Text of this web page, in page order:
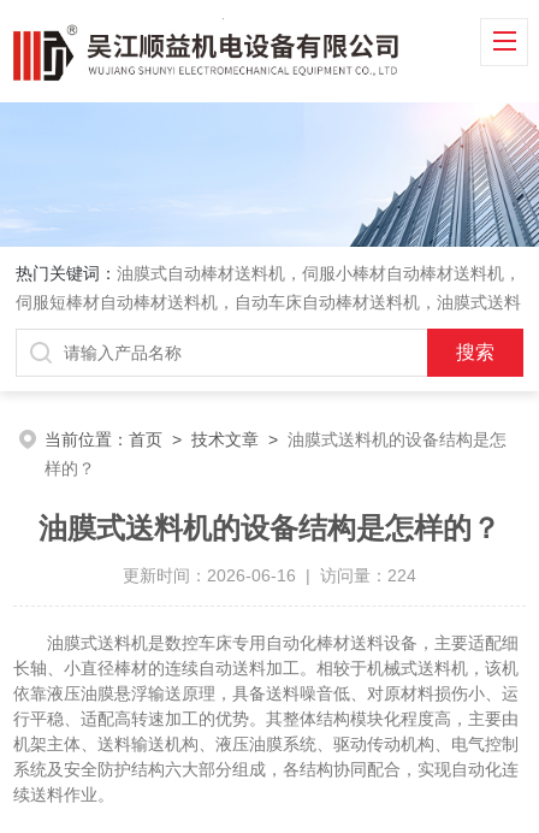
热门关键词：油膜式自动棒材送料机，伺服小棒材自动棒材送料机，
伺服短棒材自动棒材送料机，自动车床自动棒材送料机，油膜式送料
机，车床送料机
当前位置：首页 >技术文章 >油膜式送料机的设备结构是怎
样的？
油膜式送料机的设备结构是怎样的？
更新时间：2026-06-16 | 访问量：224
油膜式送料机是数控车床专用自动化棒材送料设备，主要适配细
长轴、小直径棒材的连续自动送料加工。相较于机械式送料机，该机
依靠液压油膜悬浮输送原理，具备送料噪音低、对原材料损伤小、运
行平稳、适配高转速加工的优势。其整体结构模块化程度高，主要由
机架主体、送料输送机构、液压油膜系统、驱动传动机构、电气控制
系统及安全防护结构六大部分组成，各结构协同配合，实现自动化连
续送料作业。